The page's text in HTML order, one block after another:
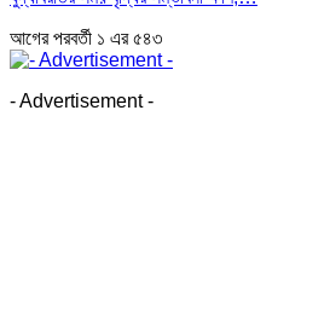
আগেরপরবর্তী ১ এর ৫৪৩
- Advertisement -